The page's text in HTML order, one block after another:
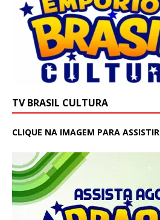
TV BRASIL CULTURA
CLIQUE NA IMAGEM PARA ASSISTIR